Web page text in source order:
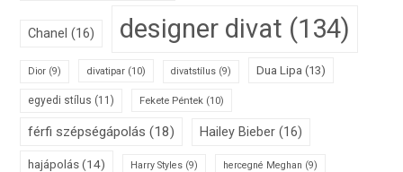
Chanel (16) designer divat (134)
Dior (9) divatipar (10) divatstílus (9) Dua Lipa (13)
egyedi stílus (11) Fekete Péntek (10)
férfi szépségápolás (18) Hailey Bieber (16)
hajápolás(14) Harry Styles (9) hercegné Meghan (9)